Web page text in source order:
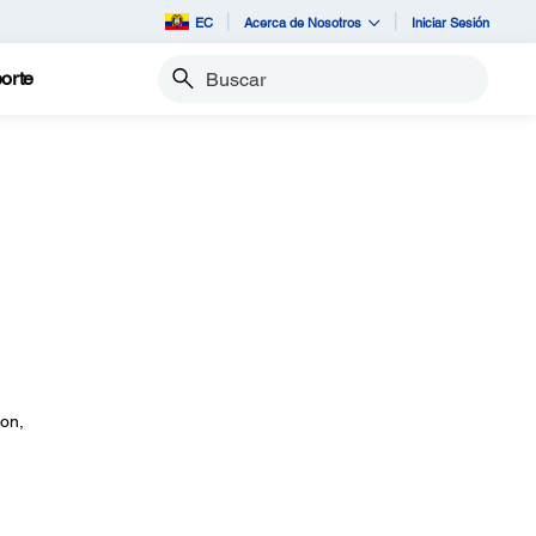
EC Acerca de Nosotros Iniciar Sesión
Buscar